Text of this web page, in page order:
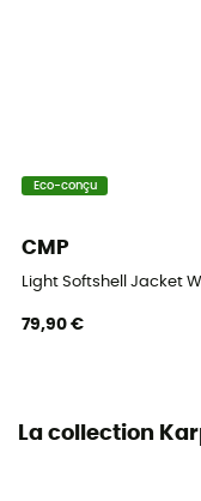
Poches
Matières
Eco-conçu
CMP
Light Softshell Jacket
79,90 €
La collection